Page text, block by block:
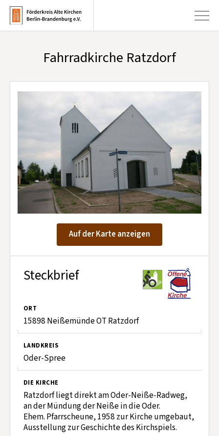
Infobrief abonnieren
Kontakt aufnehmen
Mitglied werden
Kirchen +
Publikationen
Kunst & Kultur
Förderung & Spenden +
Über uns +
Fahrradkirche Ratzdorf
Auf der Karte anzeigen
Steckbrief
ORT
15898 Neißemünde OT Ratzdorf
LANDKREIS
Oder-Spree
DIE KIRCHE
Ratzdorf liegt direkt am Oder-Neiße-Radweg,
an der Mündung der Neiße in die Oder.
Ehem. Pfarrscheune, 1958 zur Kirche umgebaut,
Ausstellung zur Geschichte des Kirchspiels.